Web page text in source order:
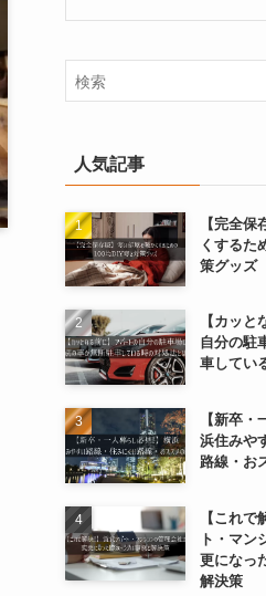
人気記事
【完全
くするた
策グッズ
【カッ
自分の駐
車してい
【新卒
浜住みや
路線・お
【これ
ト・マン
更になっ
解決策